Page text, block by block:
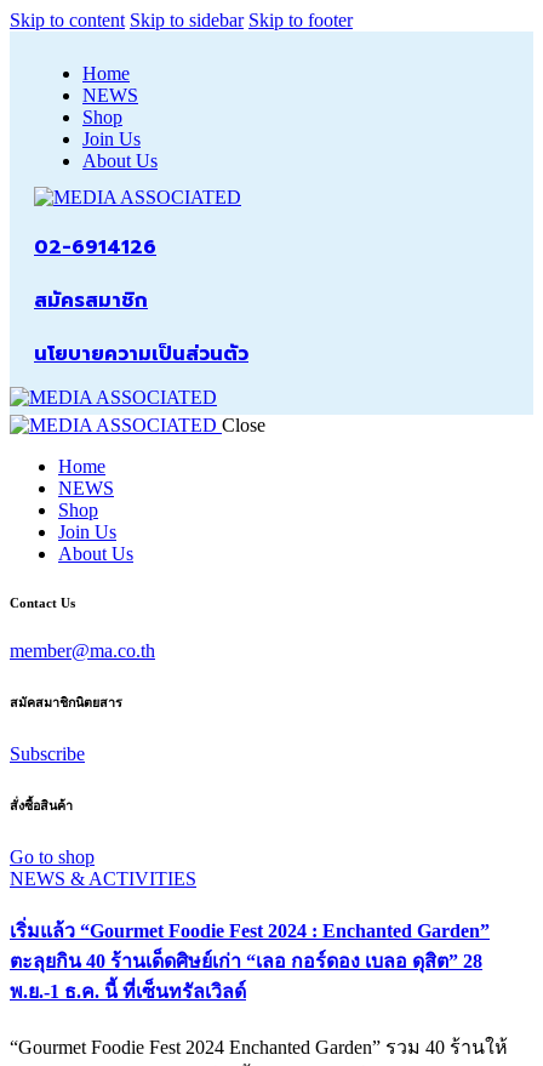
Skip to content Skip to sidebar Skip to footer
Home
NEWS
Shop
Join Us
About Us
02-6914126
สมัครสมาชิก
นโยบายความเป็นส่วนตัว
Close
Home
NEWS
Shop
Join Us
About Us
Contact Us
member@ma.co.th
สมัคสมาชิกนิตยสาร
Subscribe
สั่งซื้อสินค้า
Go to shop
NEWS & ACTIVITIES
เริ่มแล้ว “Gourmet Foodie Fest 2024 : Enchanted Garden”
ตะลุยกิน 40 ร้านเด็ดศิษย์เก่า “เลอ กอร์ดอง เบลอ ดุสิต” 28
พ.ย.-1 ธ.ค. นี้ ที่เซ็นทรัลเวิลด์
“Gourmet Foodie Fest 2024 Enchanted Garden” รวม 40 ร้านให้